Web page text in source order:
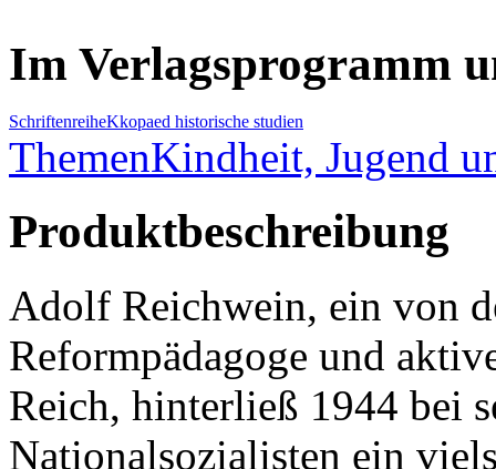
Im Verlagsprogramm
SchriftenreiheKkopaed historische studien
ThemenKindheit, Jugend
Produktbeschreibung
Adolf Reichwein, ein von
Reformpädagoge und
Reich, hinterließ 1944 bei
Nationalsozialisten ein